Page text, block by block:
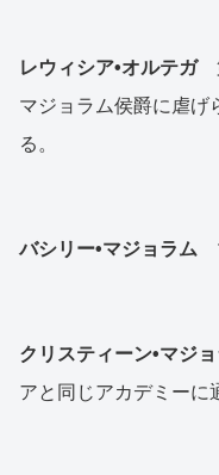
レウィシア•オルテガ
マジョラム侯爵に虐げ
る。
バシリー•マジョラム
クリスティーン•マジ
アと同じアカデミーに